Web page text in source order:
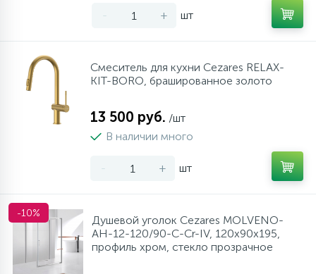
- + шт
Смеситель для кухни Cezares RELAX-
KIT-BORO, брашированное золото
13 500 руб. /шт
В наличии много
- + шт
-10%
Душевой уголок Cezares MOLVENO-
AH-12-120/90-C-Cr-IV, 120х90х195,
профиль хром, стекло прозрачное